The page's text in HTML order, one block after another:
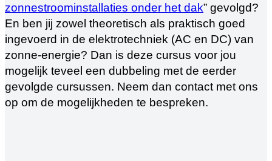
zonnestroominstallaties onder het dak” gevolgd?
En ben jij zowel theoretisch als praktisch goed
ingevoerd in de elektrotechniek (AC en DC) van
zonne-energie? Dan is deze cursus voor jou
mogelijk teveel een dubbeling met de eerder
gevolgde cursussen. Neem dan contact met ons
op om de mogelijkheden te bespreken.